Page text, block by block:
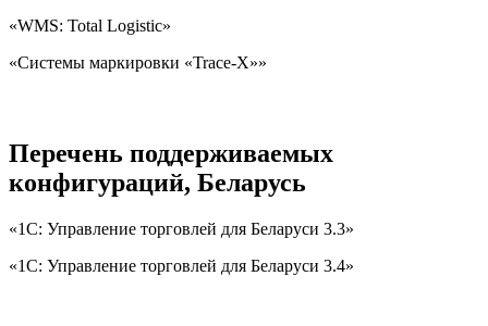
«WMS: Total Logistic»
«Системы маркировки «Trace-X»»
Перечень поддерживаемых
конфигураций, Беларусь
«1С: Управление торговлей для Беларуси 3.3»
«1С: Управление торговлей для Беларуси 3.4»